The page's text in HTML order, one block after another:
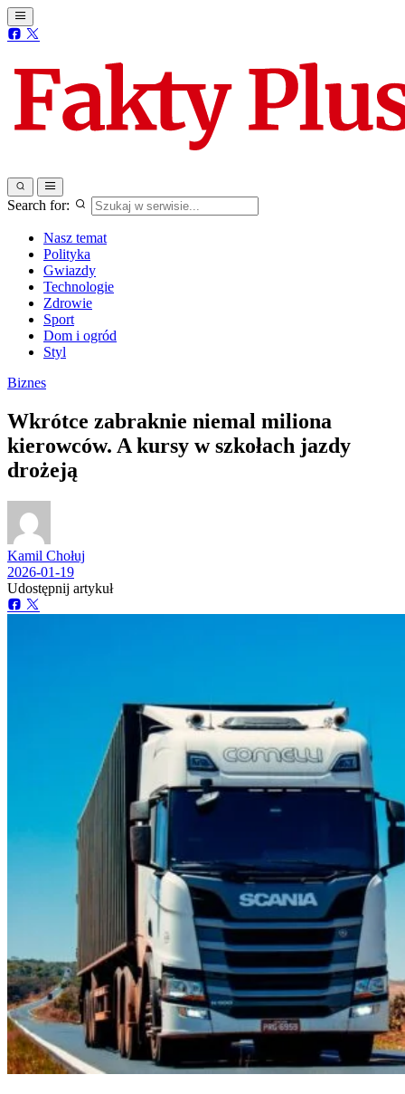
Search for:
Nasz temat
Polityka
Gwiazdy
Technologie
Zdrowie
Sport
Dom i ogród
Styl
Biznes
Wkrótce zabraknie niemal miliona
kierowców. A kursy w szkołach jazdy
drożeją
Kamil Chołuj
2026-01-19
Udostępnij artykuł